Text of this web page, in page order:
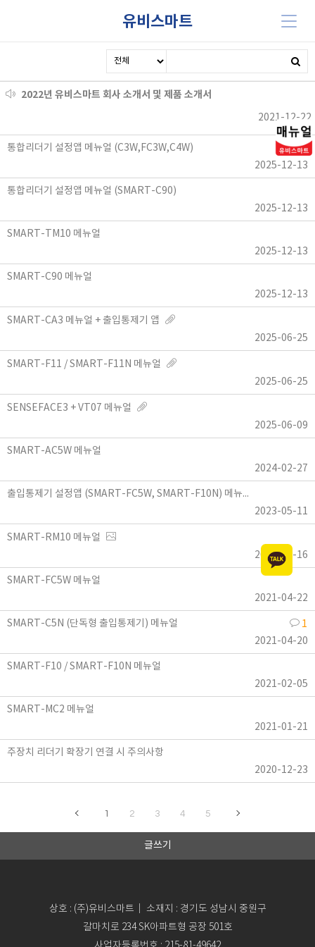
유비스마트
2022년 유비스마트 회사 소개서 및 제품 소개서
2021-12-22
통합리더기 설정앱 메뉴얼 (C3W,FC3W,C4W)
2025-12-13
통합리더기 설정앱 메뉴얼 (SMART-C90)
2025-12-13
SMART-TM10 메뉴얼
2025-12-13
SMART-C90 메뉴얼
2025-12-13
SMART-CA3 메뉴얼 + 출입통제기 앱
2025-06-25
SMART-F11 / SMART-F11N 메뉴얼
2025-06-25
SENSEFACE3 + VT07 메뉴얼
2025-06-09
SMART-AC5W 메뉴얼
2024-02-27
출입통제기 설정앱 (SMART-FC5W, SMART-F10N) 메뉴얼
2023-05-11
SMART-RM10 메뉴얼
2021-12-16
SMART-FC5W 메뉴얼
2021-04-22
SMART-C5N (단독형 출입통제기) 메뉴얼
1
2021-04-20
SMART-F10 / SMART-F10N 메뉴얼
2021-02-05
SMART-MC2 메뉴얼
2021-01-21
주장치 리더기 확장기 연결 시 주의사항
2020-12-23
1 2 3 4 5
글쓰기
상호 : (주)유비스마트｜ 소재지 : 경기도 성남시 중원구
갈마치로 234 SK아파트형 공장 501호